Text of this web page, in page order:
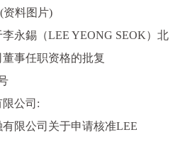
(资料图片)
永錫（LEE YEONG SEOK）北
事任职资格的批复
公司:
有限公司关于申请核准LEE